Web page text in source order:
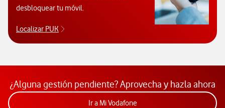
desbloquear tu móvil.
Localizar PUK
Averigua cómo localizar el código PUK. Abre
¿Alguna gestión pendiente? Aprovecha y hazla ahora
Ir a Mi VodafoneAcceder a la app Mi